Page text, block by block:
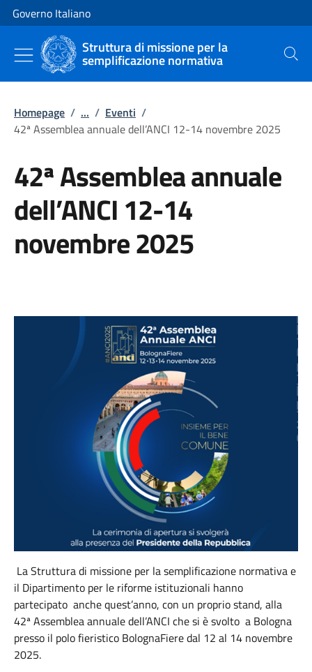
Vai al contenuto
Vai alla navigazione del sito
Governo Italiano
Struttura di missione per la
semplificazione normativa Cerca
Homepage / ... / Eventi /
42ª Assemblea annuale dell’ANCI 12-14 novembre 2025
42ª Assemblea annuale
dell’ANCI 12-14
novembre 2025
La Struttura di missione per la semplificazione normativa e
il Dipartimento per le riforme istituzionali hanno
partecipato anche quest’anno, con un proprio stand, alla
42ª Assemblea annuale dell’ANCI che si è svolto a Bologna
presso il polo fieristico BolognaFiere dal 12 al 14 novembre
2025.